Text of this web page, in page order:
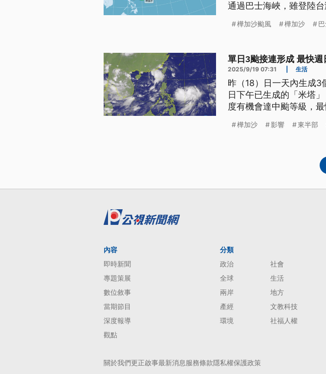
通過巴士海峽，雖登陸
樺加沙颱風 樺加沙
單日3颱接連形成 最快
2025/9/19 07:31 生活
昨（18）日一天內生成
日下午已生成的「米塔
度有機會達中颱等級，
樺加沙 影響 東半部
內容
即時新聞
專題策展
數位敘事
當期節目
深度報導
觀點
分類
政治
社會
全球
生活
兩岸
地方
產經
文教科技
環境
社福人權
關於我們更正啟事最新消息服務條款隱私權保護政策